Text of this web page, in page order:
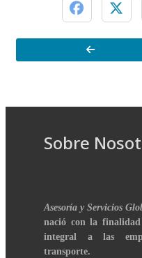
Sobre
Asesoría y Servicios
nació con la finalidad
integral a las
transporte.